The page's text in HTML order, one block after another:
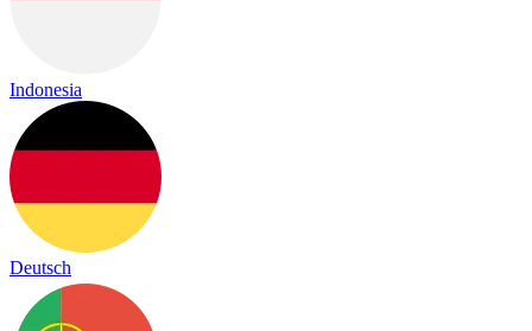
Indonesia
Deutsch